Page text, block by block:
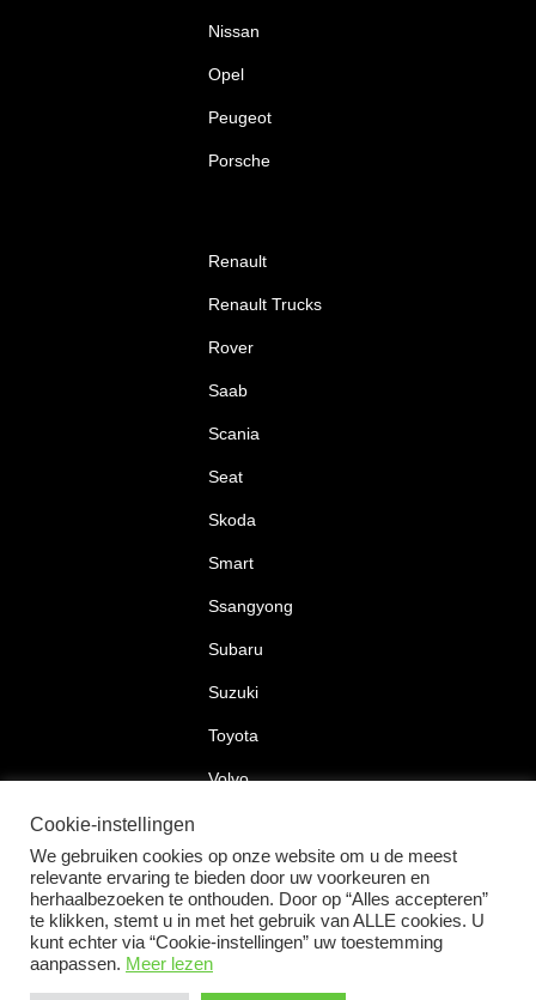
Nissan
Opel
Peugeot
Porsche
Renault
Renault Trucks
Rover
Saab
Scania
Seat
Skoda
Smart
Ssangyong
Subaru
Suzuki
Toyota
Volvo
2026 © Car Lock Systems
Cookie-instellingen
We gebruiken cookies op onze website om u de meest
relevante ervaring te bieden door uw voorkeuren en
herhaalbezoeken te onthouden. Door op “Alles accepteren”
te klikken, stemt u in met het gebruik van ALLE cookies. U
kunt echter via “Cookie-instellingen” uw toestemming
aanpassen. Meer lezen